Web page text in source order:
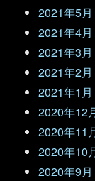
2021年5月
2021年4月
2021年3月
2021年2月
2021年1月
2020年12
2020年11
2020年10
2020年9月